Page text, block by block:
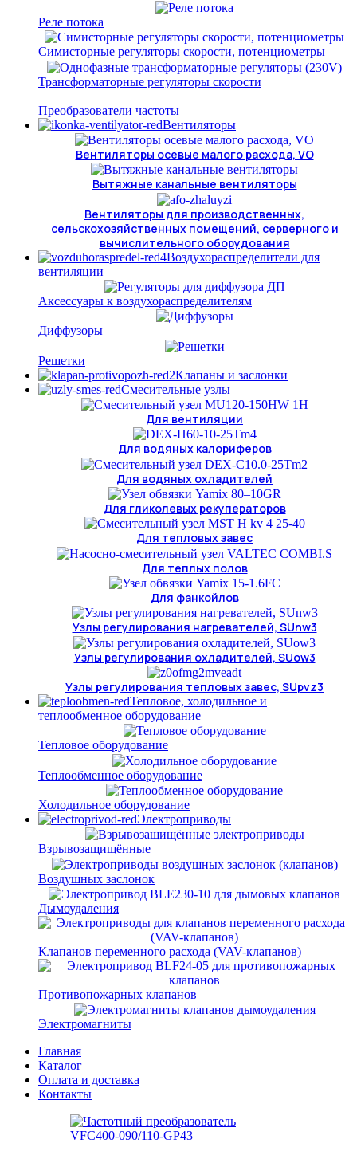
Реле потока
Симисторные регуляторы скорости, потенциометры
Трансформаторные регуляторы скорости
Преобразователи частоты
Вентиляторы
Вентиляторы осевые малого расхода, VO
Вытяжные канальные вентиляторы
Вентиляторы для производственных,
сельскохозяйственных помещений, серверного и
вычислительного оборудования
Воздухораспределители для
вентиляции
Аксессуары к воздухораспределителям
Диффузоры
Решетки
Клапаны и заслонки
Смесительные узлы
Для вентиляции
Для водяных калориферов
Для водяных охладителей
Для гликолевых рекуператоров
Для тепловых завес
Для теплых полов
Для фанкойлов
Узлы регулирования нагревателей, SUnw3
Узлы регулирования охладителей, SUow3
Узлы регулирования тепловых завес, SUpvz3
Тепловое, холодильное и
теплообменное оборудование
Тепловое оборудование
Теплообменное оборудование
Холодильное оборудование
Электроприводы
Взрывозащищённые
Воздушных заслонок
Дымоудаления
Клапанов переменного расхода (VAV-клапанов)
Противопожарных клапанов
Электромагниты
Главная
Каталог
Оплата и доставка
Контакты